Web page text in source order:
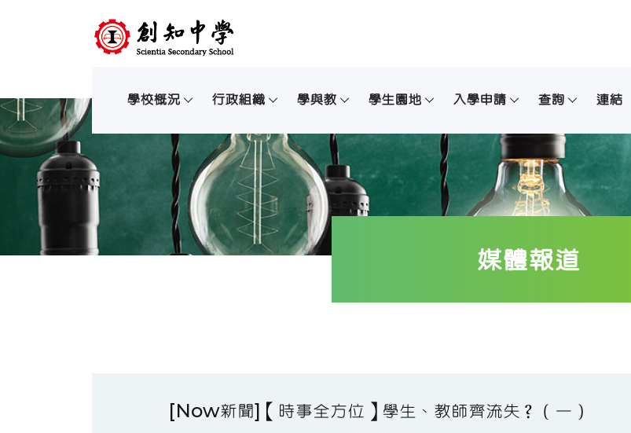
學校概況 行政組織 學與教 學生園地 入學申請 查詢 連結
媒體報道
[Now新聞]【時事全方位】學生、教師齊流失？（一）